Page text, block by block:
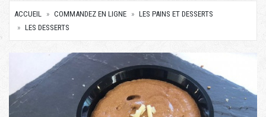
ACCUEIL COMMANDEZ EN LIGNE
LES PAINS ET DESSERTS
LES DESSERTS